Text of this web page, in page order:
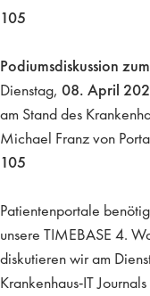
105
Podiumsdiskussion
Dienstag, 08. April
am Stand des
Michael Franz von
105
Patientenportale
unsere TIMEBASE 4.
diskutieren wir am
Krankenhaus-IT